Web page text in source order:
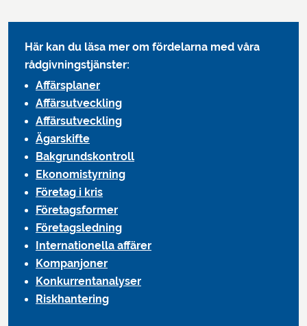
Här kan du läsa mer om fördelarna med våra
rådgivningstjänster:
Affärsplaner
Affärsutveckling
Affärsutveckling
Ägarskifte
Bakgrundskontroll
Ekonomistyrning
Företag i kris
Företagsformer
Företagsledning
Internationella affärer
Kompanjoner
Konkurrentanalyser
Riskhantering